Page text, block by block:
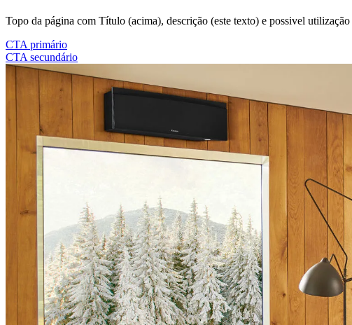
Topo da página com Título (acima), descrição (este texto) e possivel
CTA primário
CTA secundário